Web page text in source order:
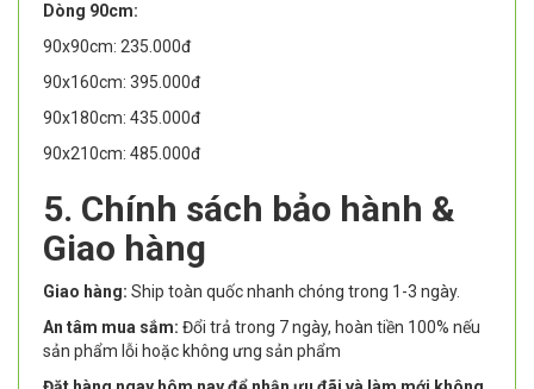
Dòng 90cm:
90x90cm: 235.000đ
90x160cm: 395.000đ
90x180cm: 435.000đ
90x210cm: 485.000đ
5. Chính sách bảo hành &
Giao hàng
Giao hàng: Ship toàn quốc nhanh chóng trong 1-3 ngày.
An tâm mua sắm: Đổi trả trong 7 ngày, hoàn tiền 100% nếu
sản phẩm lỗi hoặc không ưng sản phẩm